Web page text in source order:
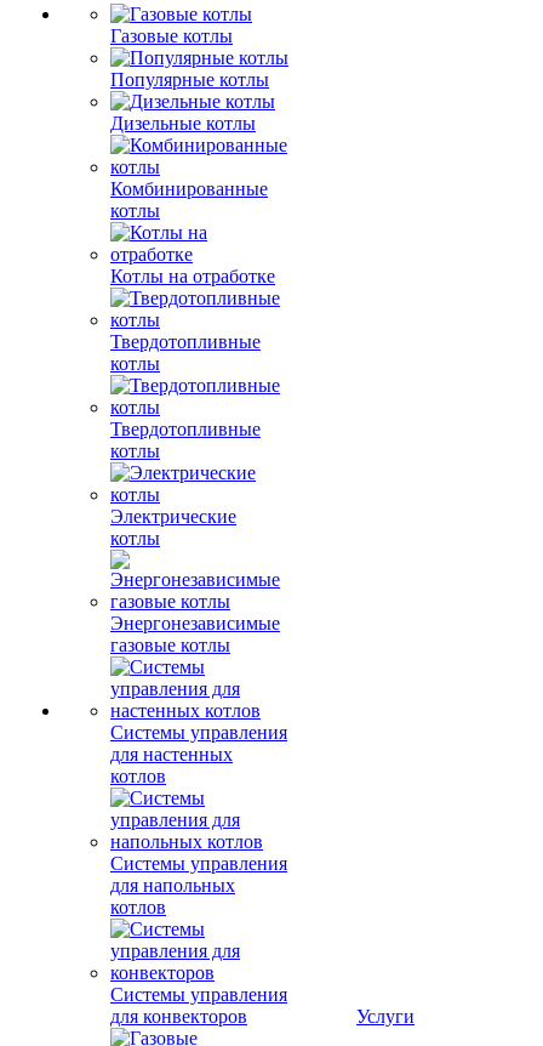
Газовые котлы
Популярные котлы
Дизельные котлы
Комбинированные
котлы
Котлы на отработке
Твердотопливные
котлы
Твердотопливные
котлы
Электрические
котлы
Энергонезависимые
газовые котлы
Системы управления
для настенных
котлов
Системы управления
для напольных
котлов
Системы управления
для конвекторов
Услуги